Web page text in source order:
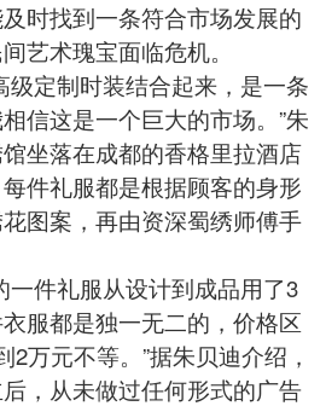
时找到一条符合市场发展的
艺术瑰宝面临危机。
级定制时装结合起来，是一条
信这是一个巨大的市场。”朱
坐落在成都的香格里拉酒店
件礼服都是根据顾客的身形
图案，再由资深蜀绣师傅手
件礼服从设计到成品用了3
服都是独一无二的，价格区
万元不等。”据朱贝迪介绍，
，从未做过任何形式的广告